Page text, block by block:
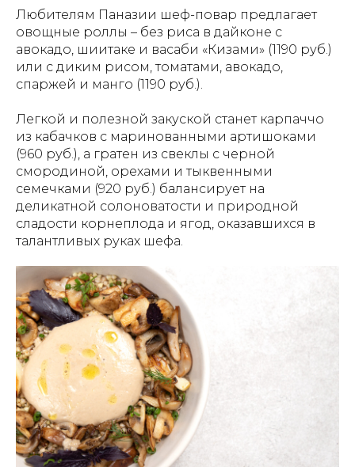
Любителям Паназии шеф-повар предлагает
овощные роллы – без риса в дайконе с
авокадо, шиитаке и васаби «Кизами» (1190 руб.)
или с диким рисом, томатами, авокадо,
спаржей и манго (1190 руб.).
Легкой и полезной закуской станет карпаччо
из кабачков с маринованными артишоками
(960 руб.), а гратен из свеклы с черной
смородиной, орехами и тыквенными
семечками (920 руб.) балансирует на
деликатной солоноватости и природной
сладости корнеплода и ягод, оказавшихся в
талантливых руках шефа.